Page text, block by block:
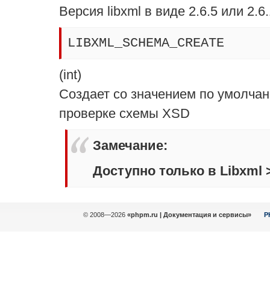
Версия libxml в виде 2.6.5 или
LIBXML_SCHEMA_CREATE
(int)
Создает со значением по
проверке схемы XSD
Замечание:
Доступно только в Libxml
© 2008—2026 «phpm.ru | Документация и сервисы»